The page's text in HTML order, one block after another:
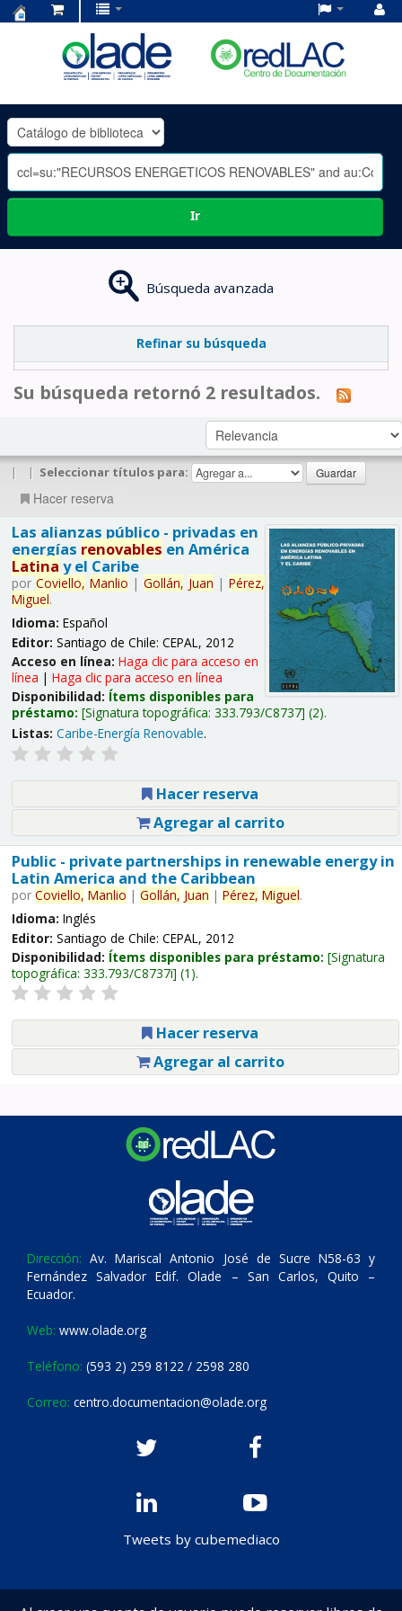
OLADE
-
Ir
Búsqueda avanzada
Refinar su búsqueda
Su búsqueda retornó 2 resultados.
| | Seleccionar títulos para:
Hacer reserva
Las alianzas público - privadas en
energías renovables en América
Latina y el Caribe
por Coviello, Manlio | Gollán, Juan | Pérez,
Miguel.
Idioma: Español
Editor: Santiago de Chile: CEPAL, 2012
Acceso en línea: Haga clic para acceso en
línea | Haga clic para acceso en línea
Disponibilidad: Ítems disponibles para
préstamo: Signatura topográfica: 333.793/C8737 (2).
Listas: Caribe-Energía Renovable.
Hacer reserva
Agregar al carrito
Public - private partnerships in renewable energy in
Latin America and the Caribbean
por Coviello, Manlio | Gollán, Juan | Pérez, Miguel.
Idioma: Inglés
Editor: Santiago de Chile: CEPAL, 2012
Disponibilidad: Ítems disponibles para préstamo: Signatura
topográfica: 333.793/C8737i (1).
Hacer reserva
Agregar al carrito
Dirección: Av. Mariscal Antonio José de Sucre N58-63 y
Fernández Salvador Edif. Olade – San Carlos, Quito –
Ecuador.
Web: www.olade.org
Teléfono: (593 2) 259 8122 / 2598 280
Correo: centro.documentacion@olade.org
Tweets by cubemediaco